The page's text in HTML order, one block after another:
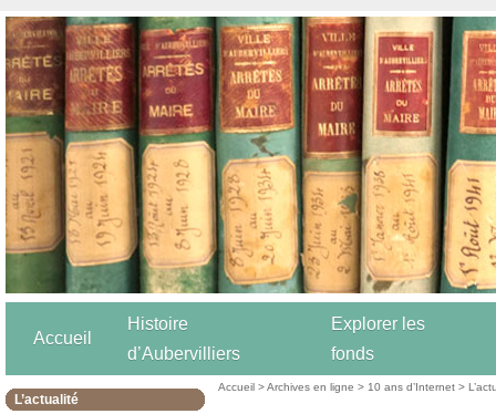
Accueil
Histoire
d’Aubervilliers
Explorer les
fonds
L’actualité
Accueil >Archives en ligne > 10 ans d’Internet >